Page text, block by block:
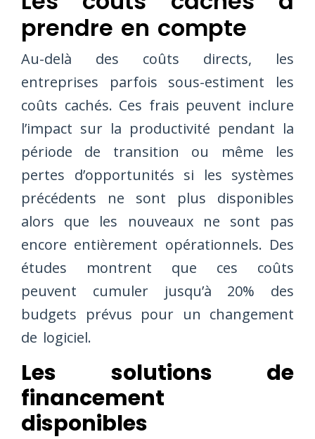
prendre en compte
Au-delà des coûts directs, les
entreprises parfois sous-estiment les
coûts cachés. Ces frais peuvent inclure
l’impact sur la productivité pendant la
période de transition ou même les
pertes d’opportunités si les systèmes
précédents ne sont plus disponibles
alors que les nouveaux ne sont pas
encore entièrement opérationnels. Des
études montrent que ces coûts
peuvent cumuler jusqu’à 20% des
budgets prévus pour un changement
de logiciel.
Les solutions de
financement
disponibles